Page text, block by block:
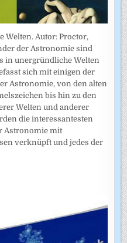
Welten. Autor: Proctor,
der Astronomie sind
in unergründliche Welten
sich mit einigen der
Astronomie, von den alten
bis hin zu den
Welten und anderer
die interessantesten
Astronomie mit
verknüpft und jedes der